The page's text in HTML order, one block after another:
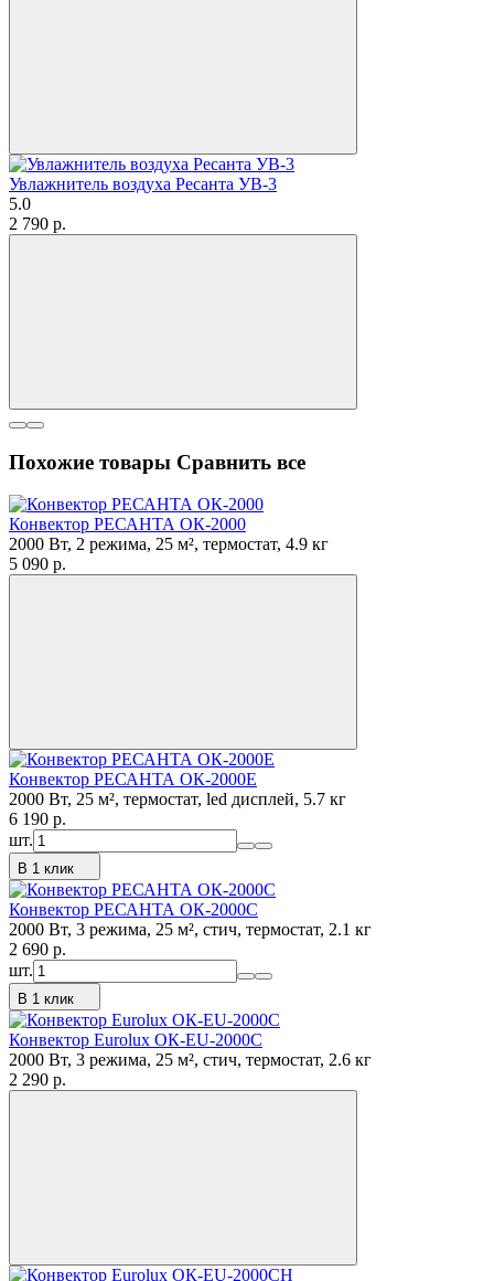
Увлажнитель воздуха Ресанта УВ-3
5.0
2 790 p.
Похожие товары Сравнить все
Конвектор РЕСАНТА ОК-2000
2000 Вт, 2 режима, 25 м², термостат, 4.9 кг
5 090 p.
Конвектор РЕСАНТА ОК-2000Е
2000 Вт, 25 м², термостат, led дисплей, 5.7 кг
6 190 p.
шт.
В 1 клик
Конвектор РЕСАНТА ОК-2000С
2000 Вт, 3 режима, 25 м², стич, термостат, 2.1 кг
2 690 p.
шт.
В 1 клик
Конвектор Eurolux ОК-EU-2000C
2000 Вт, 3 режима, 25 м², стич, термостат, 2.6 кг
2 290 p.